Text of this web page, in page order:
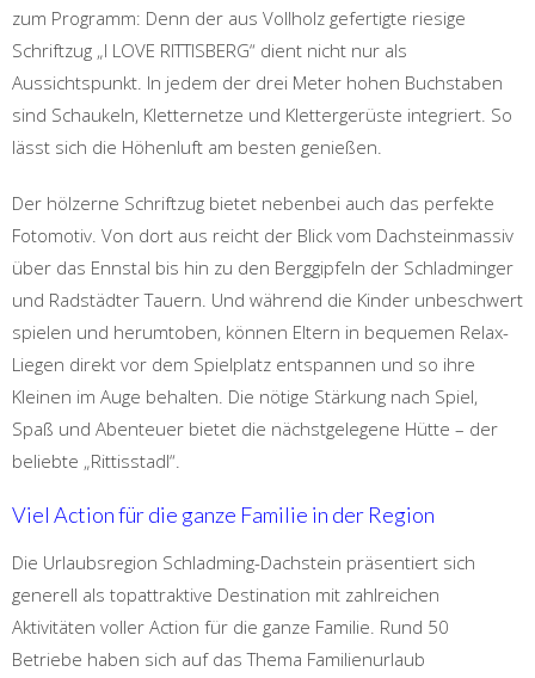
zum Programm: Denn der aus Vollholz gefertigte riesige
Schriftzug „I LOVE RITTISBERG“ dient nicht nur als
Aussichtspunkt. In jedem der drei Meter hohen Buchstaben
sind Schaukeln, Kletternetze und Klettergerüste integriert. So
lässt sich die Höhenluft am besten genießen.
Der hölzerne Schriftzug bietet nebenbei auch das perfekte
Fotomotiv. Von dort aus reicht der Blick vom Dachsteinmassiv
über das Ennstal bis hin zu den Berggipfeln der Schladminger
und Radstädter Tauern. Und während die Kinder unbeschwert
spielen und herumtoben, können Eltern in bequemen Relax-
Liegen direkt vor dem Spielplatz entspannen und so ihre
Kleinen im Auge behalten. Die nötige Stärkung nach Spiel,
Spaß und Abenteuer bietet die nächstgelegene Hütte – der
beliebte „Rittisstadl“.
Viel Action für die ganze Familie in der Region
Die Urlaubsregion Schladming-Dachstein präsentiert sich
generell als topattraktive Destination mit zahlreichen
Aktivitäten voller Action für die ganze Familie. Rund 50
Betriebe haben sich auf das Thema Familienurlaub